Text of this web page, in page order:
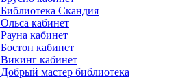
Библиотека Скандия
Ольса кабинет
Рауна кабинет
Бостон кабинет
Викинг кабинет
Добрый мастер библиотека